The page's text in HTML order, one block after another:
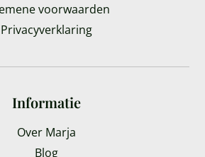
voorwaarden
Privacyverklaring
Informatie
Over Marja
Blog